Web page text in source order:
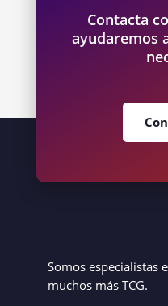
Contacta
ayudaremos
Somos especialistas
muchos más TCG.